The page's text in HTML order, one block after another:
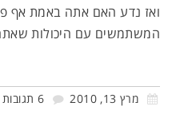
ואז נדע האם אתה באמת אף
המשתמשים עם היכולות
מרץ 13, 2010 6 תגובות